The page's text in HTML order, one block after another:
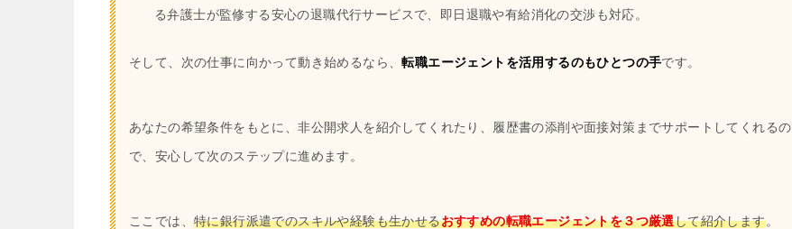
る弁護士が監修する安心の退職代行サービスで、即日退職や有給消化の交渉も対応。
そして、次の仕事に向かって動き始めるなら、転職エージェントを活用するのもひとつの手です。
あなたの希望条件をもとに、非公開求人を紹介してくれたり、履歴書の添削や面接対策までサポートしてくれるの
で、安心して次のステップに進めます。
ここでは、 特に銀行派遣でのスキルや経験も生かせるおすすめの転職エージェントを３つ厳選して紹介します。